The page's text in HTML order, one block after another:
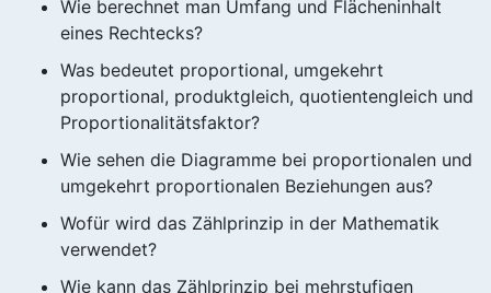
Wie berechnet man Umfang und Flächeninhalt
eines Rechtecks?
Was bedeutet proportional, umgekehrt
proportional, produktgleich, quotientengleich und
Proportionalitätsfaktor?
Wie sehen die Diagramme bei proportionalen und
umgekehrt proportionalen Beziehungen aus?
Wofür wird das Zählprinzip in der Mathematik
verwendet?
Wie kann das Zählprinzip bei mehrstufigen